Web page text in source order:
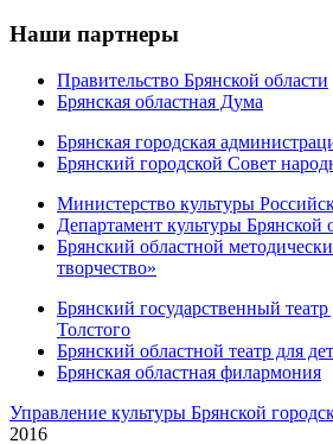
Наши партнеры
Правительство Брянской области
Брянская областная Дума
Брянская городская
Брянский городской Совет
Министерство культуры
Департамент культуры Брянской
Брянский областной
творчество»
Брянский государственный
Толстого
Брянский областной театр для
Брянская областная филармония
Управление культуры Брянской
2016